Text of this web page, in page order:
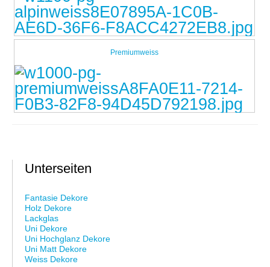
Premiumweiss
Unterseiten
Fantasie Dekore
Holz Dekore
Lackglas
Uni Dekore
Uni Hochglanz Dekore
Uni Matt Dekore
Weiss Dekore